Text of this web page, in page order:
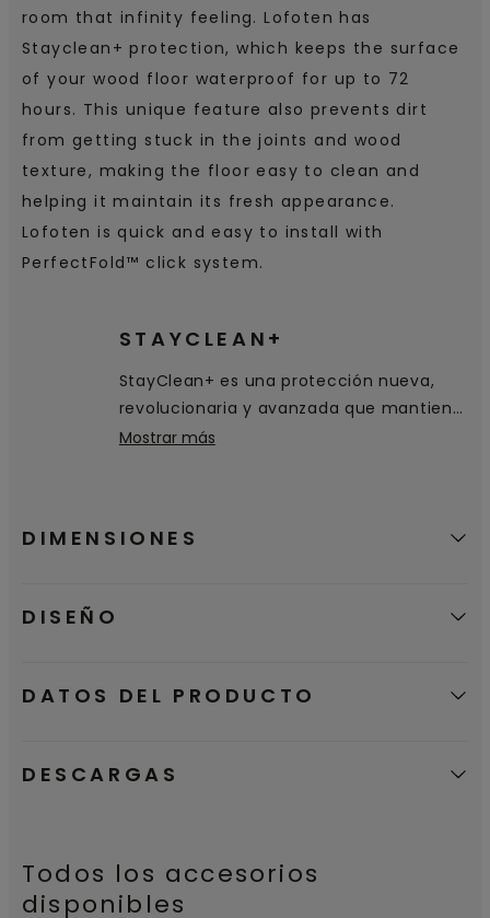
room that infinity feeling. Lofoten has
Stayclean+ protection, which keeps the surface
of your wood floor waterproof for up to 72
hours. This unique feature also prevents dirt
from getting stuck in the joints and wood
texture, making the floor easy to clean and
helping it maintain its fresh appearance.
Lofoten is quick and easy to install with
PerfectFold™ click system.
STAYCLEAN+
StayClean+ es una protección nueva,
revolucionaria y avanzada que mantiene
su suelo de parquet Pergo libre de
Mostrar más
DIMENSIONES
DISEÑO
DATOS DEL PRODUCTO
DESCARGAS
Todos los accesorios
disponibles